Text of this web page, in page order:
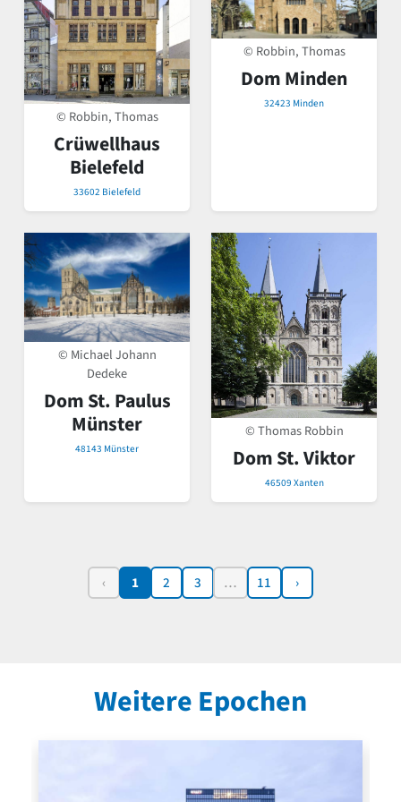
© Robbin, Thomas
Crüwellhaus
Bielefeld
33602 Bielefeld
© Robbin, Thomas
Dom Minden
32423 Minden
© Michael Johann
Dedeke
Dom St. Paulus
Münster
48143 Münster
© Thomas Robbin
Dom St. Viktor
46509 Xanten
‹ 1 2 3 … 11 ›
Weitere Epochen